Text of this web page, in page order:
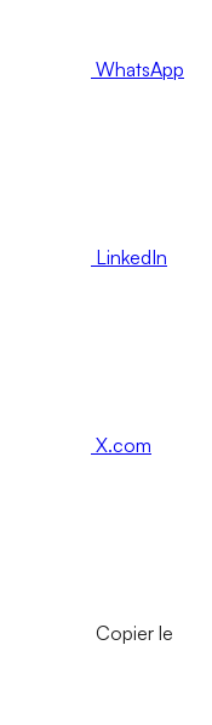
WhatsApp
LinkedIn
X.com
Copier le